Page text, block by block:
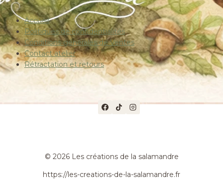
Accueil
Politiques de confidentialités
Conditions générales de Ventes
Contact atelier
Rétractation et retours
© 2026 Les créations de la salamandre
https://les-creations-de-la-salamandre.fr